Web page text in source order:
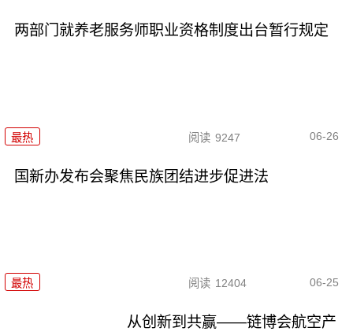
两部门就养老服务师职业资格制度出台暂行规定
最热 阅读 9247 06-26
国新办发布会聚焦民族团结进步促进法
最热 阅读 12404 06-25
从创新到共赢——链博会航空产